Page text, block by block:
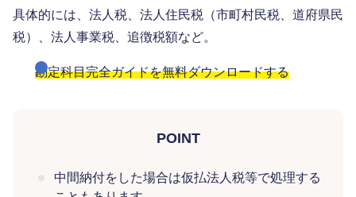
具体的には、法人税、法人住民税（市町村民税、道府県民
税）、法人事業税、追徴税額など。
勘定科目完全ガイドを無料ダウンロードする
POINT
中間納付をした場合は仮払法人税等で処理する